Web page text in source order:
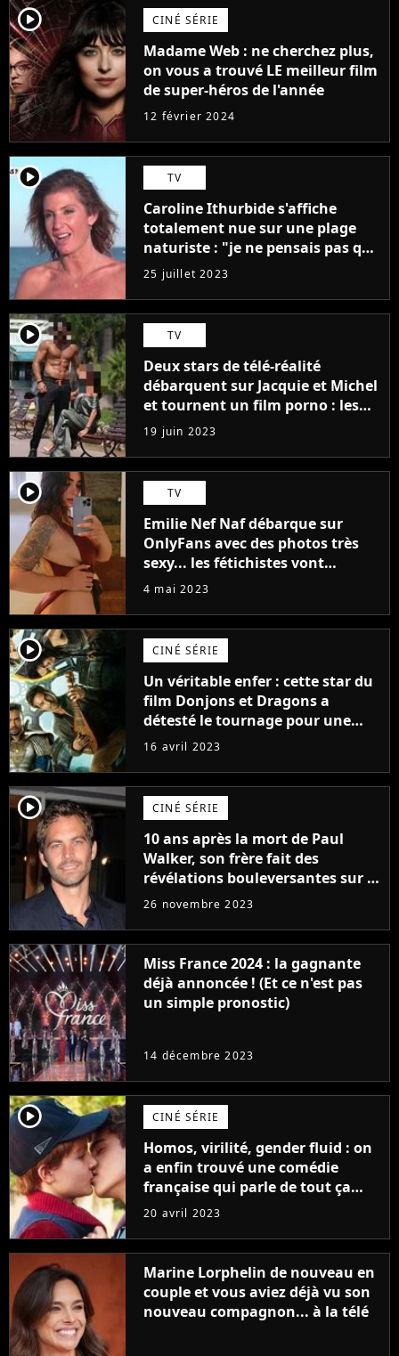
player2 CINÉ SÉRIE
Madame Web : ne cherchez plus,
on vous a trouvé LE meilleur film
de super-héros de l'année
12 février 2024
player2 TV
Caroline Ithurbide s'affiche
totalement nue sur une plage
naturiste : "je ne pensais pas que
j'arriverais à le faire..."
25 juillet 2023
player2 TV
Deux stars de télé-réalité
débarquent sur Jacquie et Michel
et tournent un film porno : les
premières images du tournage
(exclu)
19 juin 2023
player2 TV
Emilie Nef Naf débarque sur
OnlyFans avec des photos très
sexy... les fétichistes vont
prendre leur pied !
4 mai 2023
player2 CINÉ SÉRIE
Un véritable enfer : cette star du
film Donjons et Dragons a
détesté le tournage pour une
raison très spéciale
16 avril 2023
player2 CINÉ SÉRIE
10 ans après la mort de Paul
Walker, son frère fait des
révélations bouleversantes sur la
réaction des acteurs de Fast and
26 novembre 2023
Miss France 2024 : la gagnante
déjà annoncée ! (Et ce n'est pas
un simple pronostic)
14 décembre 2023
player2 CINÉ SÉRIE
Homos, virilité, gender fluid : on
a enfin trouvé une comédie
française qui parle de tout ça
sans être super ringarde
20 avril 2023
Marine Lorphelin de nouveau en
couple et vous aviez déjà vu son
nouveau compagnon... à la télé